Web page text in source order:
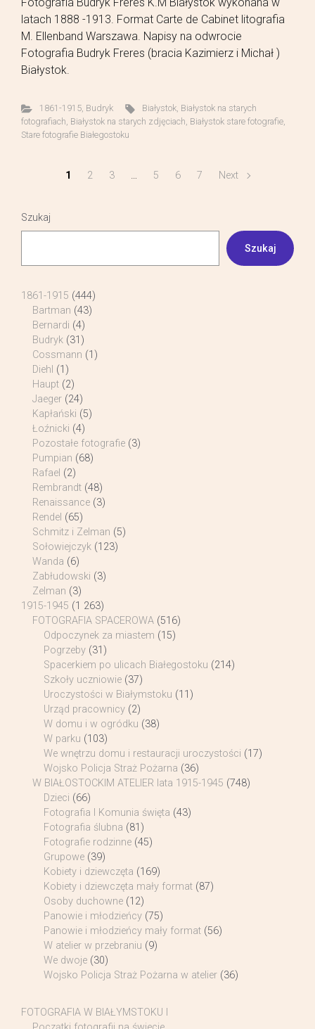
Fotografia Budryk Freres K.M Białystok wykonana w
latach 1888 -1913. Format Carte de Cabinet litografia
M. Ellenband Warszawa. Napisy na odwrocie
Fotografia Budryk Freres (bracia Kazimierz i Michał )
Białystok.
1861-1915, Budryk Białystok, Białystok na starych
fotografiach, Białystok na starych zdjęciach, Białystok stare fotografie,
Stare fotografie Białegostoku
1 2 3 … 5 6 7 Next
Szukaj
Szukaj
1861-1915 (444)
Bartman (43)
Bernardi (4)
Budryk (31)
Cossmann (1)
Diehl (1)
Haupt (2)
Jaeger (24)
Kapłański (5)
Łoźnicki (4)
Pozostałe fotografie (3)
Pumpian (68)
Rafael (2)
Rembrandt (48)
Renaissance (3)
Rendel (65)
Schmitz i Zelman (5)
Sołowiejczyk (123)
Wanda (6)
Zabłudowski (3)
Zelman (3)
1915-1945 (1 263)
FOTOGRAFIA SPACEROWA (516)
Odpoczynek za miastem (15)
Pogrzeby (31)
Spacerkiem po ulicach Białegostoku (214)
Szkoły uczniowie (37)
Uroczystości w Białymstoku (11)
Urząd pracownicy (2)
W domu i w ogródku (38)
W parku (103)
We wnętrzu domu i restauracji uroczystości (17)
Wojsko Policja Straż Pożarna (36)
W BIAŁOSTOCKIM ATELIER lata 1915-1945 (748)
Dzieci (66)
Fotografia I Komunia święta (43)
Fotografia ślubna (81)
Fotografie rodzinne (45)
Grupowe (39)
Kobiety i dziewczęta (169)
Kobiety i dziewczęta mały format (87)
Osoby duchowne (12)
Panowie i młodzieńcy (75)
Panowie i młodzieńcy mały format (56)
W atelier w przebraniu (9)
We dwoje (30)
Wojsko Policja Straż Pożarna w atelier (36)
FOTOGRAFIA W BIAŁYMSTOKU I